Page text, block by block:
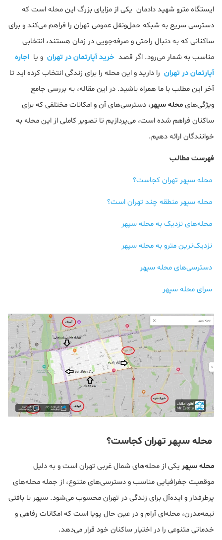
ایستگاه مترو شهید دادمان یکی از مزایای بزرگ این محله است که
دسترسی سریع به شبکه حمل‌ونقل عمومی تهران را فراهم می‌کند و برای
ساکنانی که به دنبال راحتی و صرفه‌جویی در زمان هستند، انتخابی
مناسب به شمار می‌رود. اگر قصد خرید آپارتمان در تهران و یا اجاره
آپارتمان در تهران را دارید و این محله را برای زندگی انتخاب کرده اید تا
آخر این مطلب با ما همراه باشید. در این مقاله، به بررسی جامع
ویژگی‌هایمحله سپهر، دسترسی‌های آن و امکانات مختلفی که برای
ساکنان فراهم شده است، می‌پردازیم تا تصویر کاملی از این محله به
خوانندگان ارائه دهیم.
فهرست مطالب
محله سپهر تهران کجاست؟
محله سپهر منطقه چند تهران است؟
محله‌های نزدیک به محله سپهر
نزدیک‌ترین مترو به محله سپهر
دسترسی‌های محله سپهر
سرای محله سپهر
محله سپهر تهران کجاست؟
محله سپهر یکی از محله‌های شمال غربی تهران است و به دلیل
موقعیت جغرافیایی مناسب و دسترسی‌های متنوع، از جمله محله‌های
پرطرفدار و ایده‌آل برای زندگی در تهران محسوب می‌شود. سپهر با بافتی
نیمه‌مدرن، محله‌ای آرام و در عین حال پویا است که امکانات رفاهی و
خدماتی متنوعی را در اختیار ساکنان خود قرار می‌دهد.